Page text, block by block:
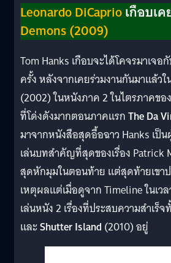
Leonardo DiCaprioเกือบเ
Demons (2009)
Tom Hanks เกือบจะได้โคจรมาเจอ
ครั้ง หลังจากเคยร่วมงานกันมาแล้วใ
(2002) ในหนังภาค 2 ในไตรภาคขอ
ที่โด่งดังมากตอนภาคแรกThe Da
มาจากหนังสือสุดอื้อฉาว Hanks เป็
เล่นบทสำคัญที่สุดของเรื่อง Patrick
สุดหักมุมในตอนท้าย แต่สุดท้ายเขา
เหตุผลแต่เมื่อดูจาก Timeline ในเว
เล่นหนัง 2 เรื่องที่ประสบความสำเร็
และShutter Island (2010) อยู่